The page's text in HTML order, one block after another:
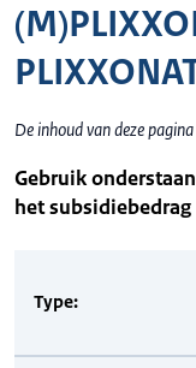
De inhoud van deze
Gebruik
het subsidiebedrag
Type: